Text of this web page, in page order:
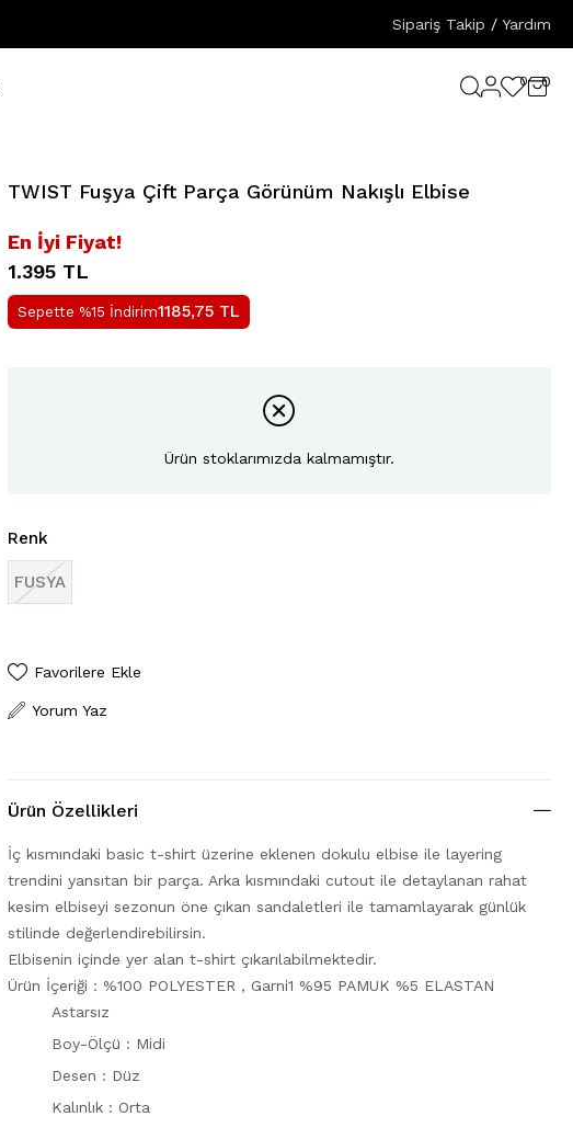
Sipariş Takip / Yardım
0 0
TWIST Fuşya Çift Parça Görünüm Nakışlı Elbise
En İyi Fiyat!
1.395 TL
Sepette %15 İndirim1185,75 TL
Ürün stoklarımızda kalmamıştır.
Renk
FUSYA
Favorilere Ekle
Yorum Yaz
Ürün Özellikleri
İç kısmındaki basic t-shirt üzerine eklenen dokulu elbise ile layering
trendini yansıtan bir parça. Arka kısmındaki cutout ile detaylanan rahat
kesim elbiseyi sezonun öne çıkan sandaletleri ile tamamlayarak günlük
stilinde değerlendirebilirsin.
Elbisenin içinde yer alan t-shirt çıkarılabilmektedir.
Ürün İçeriği : %100 POLYESTER , Garni1 %95 PAMUK %5 ELASTAN
Astarsız
Boy-Ölçü : Midi
Desen : Düz
Kalınlık : Orta